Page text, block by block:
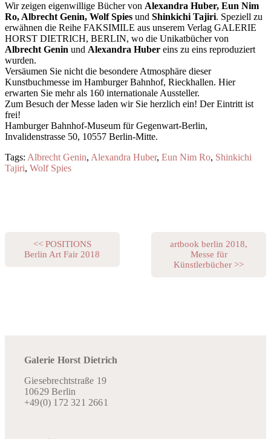
Wir zeigen eigenwillige Bücher von Alexandra Huber, Eun Nim
Ro, Albrecht Genin, Wolf Spies und Shinkichi Tajiri. Speziell zu
erwähnen die Reihe FAKSIMILE aus unserem Verlag GALERIE
HORST DIETRICH, BERLIN, wo die Unikatbücher von
Albrecht Genin und Alexandra Huber eins zu eins reproduziert
wurden.
Versäumen Sie nicht die besondere Atmosphäre dieser
Kunstbuchmesse im Hamburger Bahnhof, Rieckhallen. Hier
erwarten Sie mehr als 160 internationale Aussteller.
Zum Besuch der Messe laden wir Sie herzlich ein! Der Eintritt ist
frei!
Hamburger Bahnhof-Museum für Gegenwart-Berlin,
Invalidenstrasse 50, 10557 Berlin-Mitte.
Tags: Albrecht Genin, Alexandra Huber, Eun Nim Ro, Shinkichi
Tajiri, Wolf Spies
<< POSITIONS
Berlin Art Fair 2018
artbook berlin 2018,
Messe für
Künstlerbücher >>
Galerie Horst Dietrich
Giesebrechtstraße 19
10629 Berlin
+49(0) 172 321 2661